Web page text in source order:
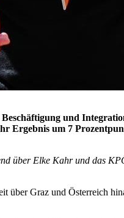
und
um 7
über Elke Kahr und das
über Graz und Österreich